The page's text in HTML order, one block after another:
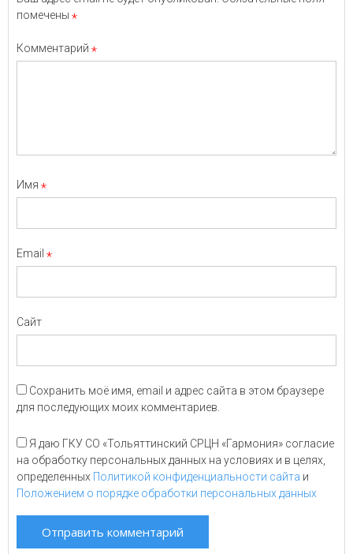
помечены *
Комментарий *
Имя *
Email *
Сайт
Сохранить моё имя, email и адрес сайта в этом браузере
для последующих моих комментариев.
Я даю ГКУ СО «Тольяттинский СРЦН «Гармония» согласие
на обработку персональных данных на условиях и в целях,
определенных Политикой конфиденциальности сайта и
Положением о порядке обработки персональных данных